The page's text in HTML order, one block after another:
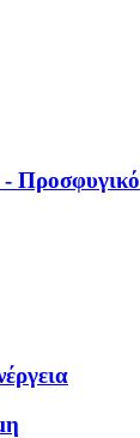
Προσφυγικό